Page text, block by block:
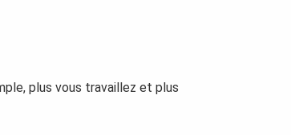
plus vous travaillez et plus